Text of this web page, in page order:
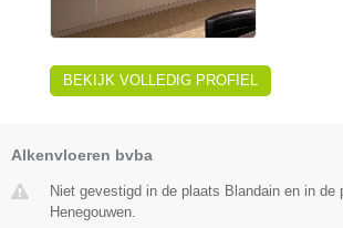
BEKIJK VOLLEDIG PROFIEL
Alkenvloeren bvba
Niet gevestigd in de plaats Blandain en in de
Henegouwen.